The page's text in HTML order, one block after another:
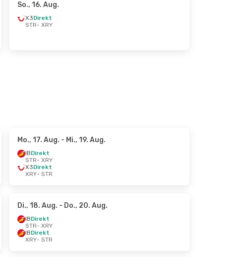
So., 16. Aug.
X3Direkt
STR- XRY
Mo., 17. Aug. - Mi., 19. Aug.
IBDirekt
STR- XRY
X3Direkt
XRY- STR
Di., 18. Aug. - Do., 20. Aug.
IBDirekt
STR- XRY
IBDirekt
XRY- STR